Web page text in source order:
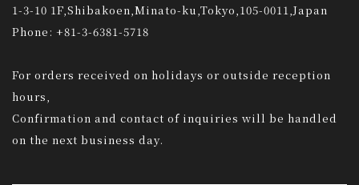
1-3-10 1F,Shibakoen,Minato-ku,Tokyo,105-0011,Japan
Phone: +81-3-6381-5718
For orders received on holidays or outside reception
hours,
Confirmation and contact of inquiries will be handled
on the next business day.